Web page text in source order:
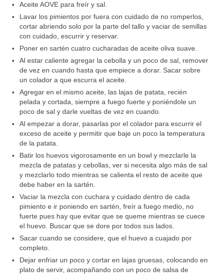
Aceite AOVE para freír y sal.
Lavar los pimientos por fuera con cuidado de no romperlos,
cortar abriendo solo por la parte del tallo y vaciar de semillas
con cuidado, escurrir y reservar.
Poner en sartén cuatro cucharadas de aceite oliva suave.
Al estar caliente agregar la cebolla y un poco de sal, remover
de vez en cuando hasta que empiece a dorar. Sacar sobre
un colador a que escurra el aceite.
Agregar en el mismo aceite, las lajas de patata, recién
pelada y cortada, siempre a fuego fuerte y poniéndole un
poco de sal y darle vueltas de vez en cuando.
Al empezar a dorar, pasarlas por el colador para escurrir el
exceso de aceite y permitir que baje un poco la temperatura
de la patata.
Batir los huevos vigorosamente en un bowl y mezclarle la
mezcla de patatas y cebollas, ver si necesita algo más de sal
y mezclarlo todo mientras se calienta el resto de aceite que
debe haber en la sartén.
Vaciar la mezcla con cuchara y cuidado dentro de cada
pimiento e ir poniendo en sartén, freír a fuego medio, no
fuerte pues hay que evitar que se queme mientras se cuece
el huevo. Buscar que se dore por todos sus lados.
Sacar cuando se considere, que el huevo a cuajado por
completo.
Dejar enfriar un poco y cortar en lajas gruesas, colocando en
plato de servir, acompañando con un poco de salsa de